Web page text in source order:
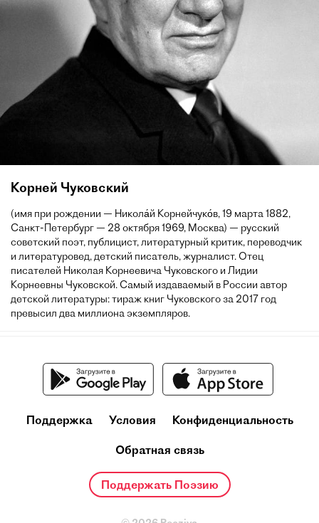
Корней Чуковский
(имя при рождении — Никола́й Корнейчуко́в, 19 марта 1882,
Санкт-Петербург — 28 октября 1969, Москва) — русский
советский поэт, публицист, литературный критик, переводчик
и литературовед, детский писатель, журналист. Отец
писателей Николая Корнеевича Чуковского и Лидии
Корнеевны Чуковской. Самый издаваемый в России автор
детской литературы: тираж книг Чуковского за 2017 год
превысил два миллиона экземпляров.
Поддержка Условия Конфиденциальность
Обратная связь
Поддержать Поэзию